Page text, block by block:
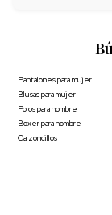
Pantalones para mujer
Blusas para mujer
Polos para hombre
Boxer para hombre
Calzoncillos